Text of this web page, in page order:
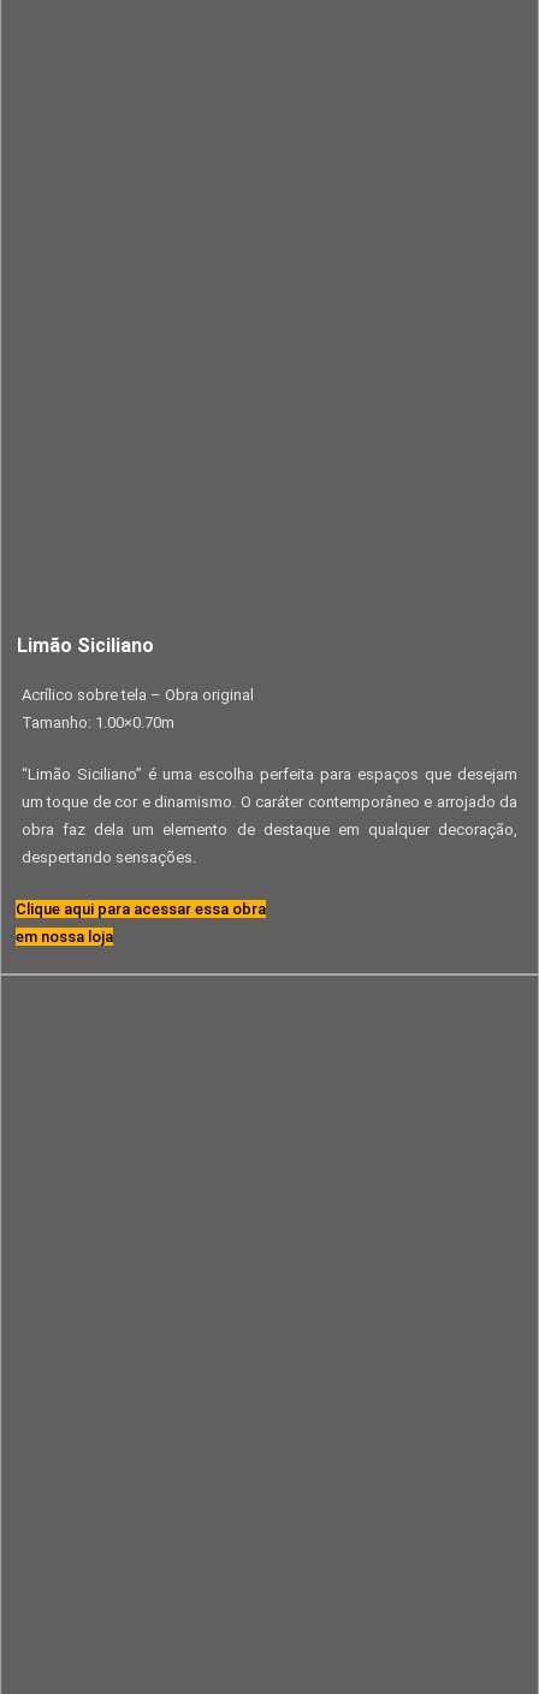
Limão Siciliano
Acrílico sobre tela – Obra original
Tamanho: 1.00×0.70m
“Limão Siciliano” é uma escolha perfeita para espaços que desejam
um toque de cor e dinamismo. O caráter contemporâneo e arrojado da
obra faz dela um elemento de destaque em qualquer decoração,
despertando sensações.
Clique aqui para acessar essa obra
em nossa loja